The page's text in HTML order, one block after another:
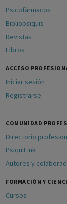
Psicofármacos
Bibliopsiquis
Revistas
Libros
ACCESO
Iniciar sesión
Registrarse
COMUNIDAD
Directorio
PsiquiLink
Autores y
FORMACIÓN Y
Cursos